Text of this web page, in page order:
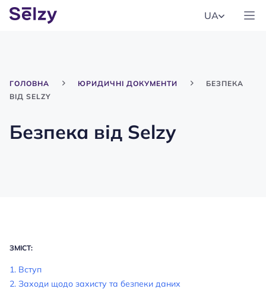
UA
ГОЛОВНА ЮРИДИЧНІ ДОКУМЕНТИ
БЕЗПЕКА
ВІД SELZY
Безпека від Selzy
ЗМІСТ:
1. Вступ
2. Заходи щодо захисту та безпеки даних